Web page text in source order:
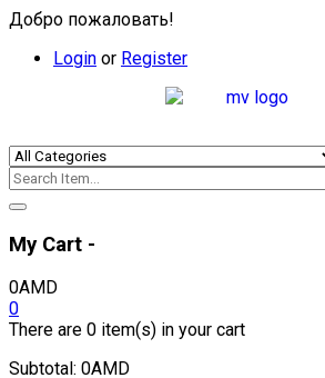
Добро пожаловать!
Login or Register
My Cart -
0AMD
0
There are 0 item(s) in your cart
Subtotal: 0AMD